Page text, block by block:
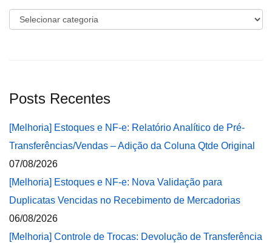
Categorias
Posts Recentes
[Melhoria] Estoques e NF-e: Relatório Analítico de Pré-
Transferências/Vendas – Adição da Coluna Qtde Original
07/08/2026
[Melhoria] Estoques e NF-e: Nova Validação para
Duplicatas Vencidas no Recebimento de Mercadorias
06/08/2026
[Melhoria] Controle de Trocas: Devolução de Transferência